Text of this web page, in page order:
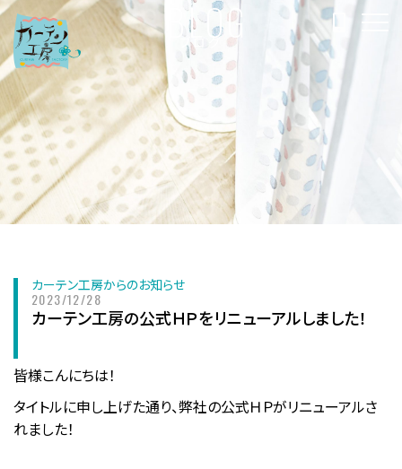
BLOG
ブログ
カーテン工房からのお知らせ
2023/12/28
カーテン工房の公式ＨＰをリニューアルしました！
皆様こんにちは！
タイトルに申し上げた通り、弊社の公式ＨＰがリニューアルさ
れました！